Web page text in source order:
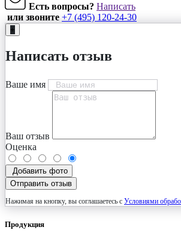
Есть вопросы? Написать
или звоните +7 (495) 120-24-30
+
Написать отзыв
Ваше имя
Ваш отзыв
Оценка
Добавить фото
Отправить отзыв
Нажимая на кнопку, вы соглашаетесь с Условиями
Продукция